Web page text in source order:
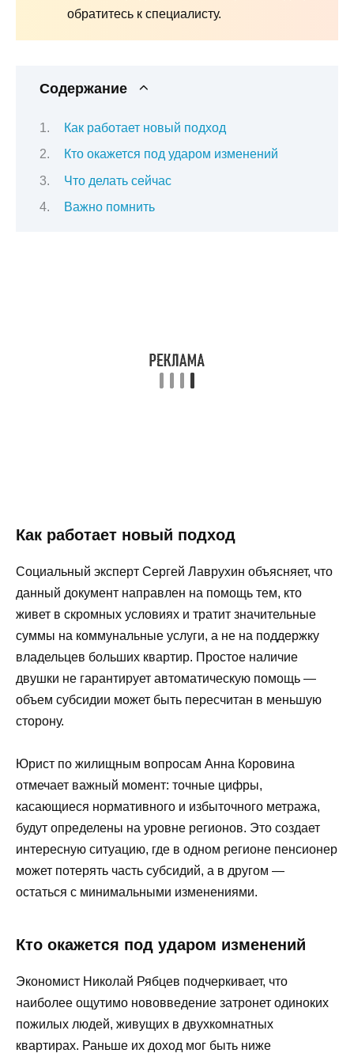
обратитесь к специалисту.
Содержание
Как работает новый подход
Кто окажется под ударом изменений
Что делать сейчас
Важно помнить
Как работает новый подход
Социальный эксперт Сергей Лаврухин объясняет, что
данный документ направлен на помощь тем, кто
живет в скромных условиях и тратит значительные
суммы на коммунальные услуги, а не на поддержку
владельцев больших квартир. Простое наличие
двушки не гарантирует автоматическую помощь —
объем субсидии может быть пересчитан в меньшую
сторону.
Юрист по жилищным вопросам Анна Коровина
отмечает важный момент: точные цифры,
касающиеся нормативного и избыточного метража,
будут определены на уровне регионов. Это создает
интересную ситуацию, где в одном регионе пенсионер
может потерять часть субсидий, а в другом —
остаться с минимальными изменениями.
Кто окажется под ударом изменений
Экономист Николай Рябцев подчеркивает, что
наиболее ощутимо нововведение затронет одиноких
пожилых людей, живущих в двухкомнатных
квартирах. Раньше их доход мог быть ниже